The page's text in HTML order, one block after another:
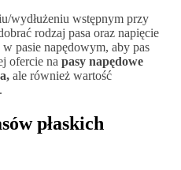
wydłużeniu wstępnym przy
rodzaj pasa oraz napięcie
pasie napędowym, aby pas
ofercie na pasy napędowe
ale również wartość
płaskich